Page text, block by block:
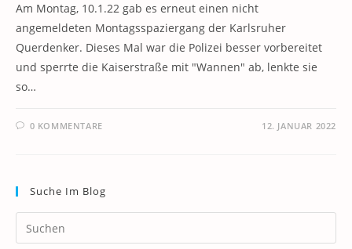
Am Montag, 10.1.22 gab es erneut einen nicht
angemeldeten Montagsspaziergang der Karlsruher
Querdenker. Dieses Mal war die Polizei besser vorbereitet
und sperrte die Kaiserstraße mit "Wannen" ab, lenkte sie
so…
0 KOMMENTARE 12. JANUAR 2022
Suche Im Blog